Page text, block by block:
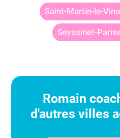
Saint-Martin-le-
Seyssinet-
Romain
d'autres villes